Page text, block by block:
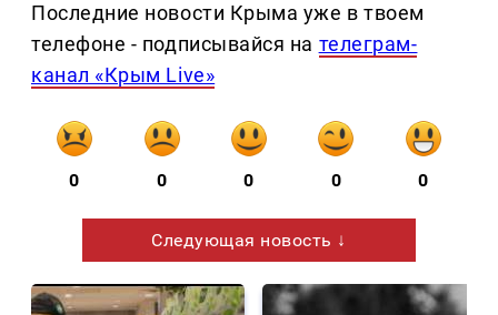
Последние новости Крыма уже в твоем
телефоне - подписывайся на телеграм-
канал «Крым Live»
0 0 0 0 0
Следующая новость ↓